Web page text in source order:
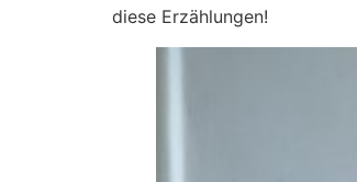
diese Erzählungen!